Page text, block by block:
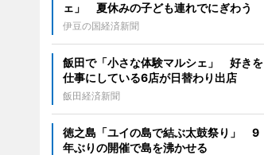
ェ」 夏休みの子ども連れでにぎわう
伊豆の国経済新聞
飯田で「小さな体験マルシェ」 好きを
仕事にしている6店が日替わり出店
飯田経済新聞
徳之島「ユイの島で結ぶ太鼓祭り」 9
年ぶりの開催で島を沸かせる